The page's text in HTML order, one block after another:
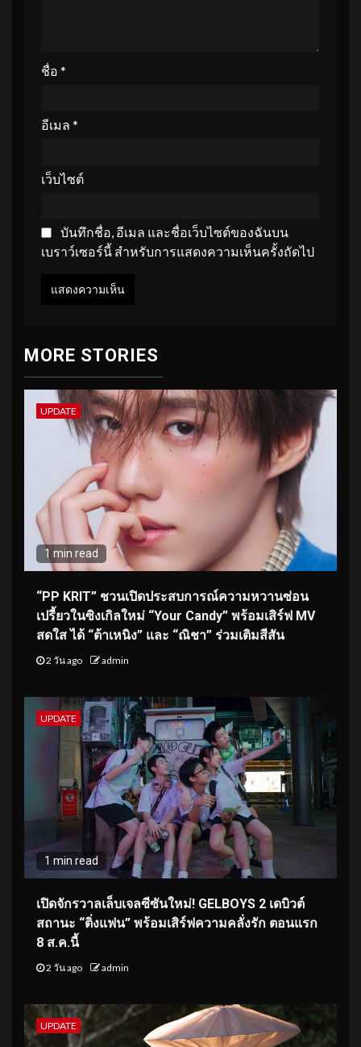
ชื่อ *
อีเมล *
เว็บไซต์
บันทึกชื่อ, อีเมล และชื่อเว็บไซต์ของฉันบน
เบราว์เซอร์นี้ สำหรับการแสดงความเห็นครั้งถัดไป
MORE STORIES
UPDATE
1 min read
“PP KRIT” ชวนเปิดประสบการณ์ความหวานซ่อน
เปรี้ยวในซิงเกิลใหม่ “Your Candy” พร้อมเสิร์ฟ MV
สดใส ได้ “ต้าเหนิง” และ “ณิชา” ร่วมเติมสีสัน
2 วัน ago admin
UPDATE
1 min read
เปิดจักรวาลเล็บเจลซีซันใหม่! GELBOYS 2 เดบิวต์
สถานะ “ติ่งแฟน” พร้อมเสิร์ฟความคลั่งรัก ตอนแรก
8 ส.ค.นี้
2 วัน ago admin
UPDATE